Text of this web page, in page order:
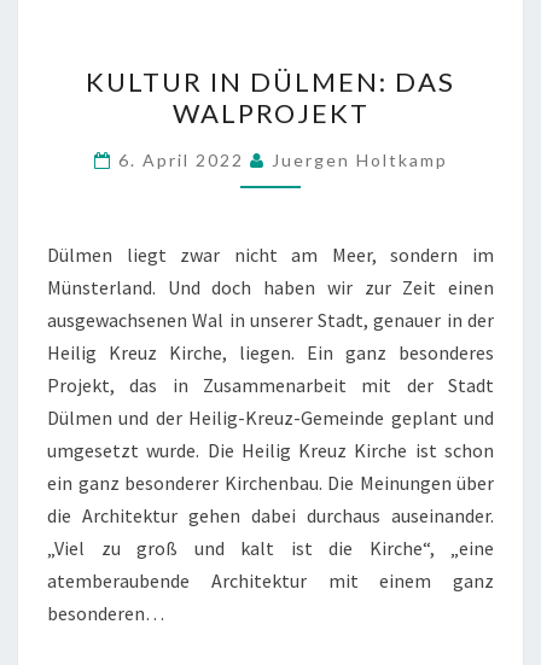
IN
DÜLMEN:
DAS
WALPROJEKT
KULTUR IN DÜLMEN: DAS
WALPROJEKT
6. April 2022 Juergen Holtkamp
Dülmen liegt zwar nicht am Meer, sondern im
Münsterland. Und doch haben wir zur Zeit einen
ausgewachsenen Wal in unserer Stadt, genauer in der
Heilig Kreuz Kirche, liegen. Ein ganz besonderes
Projekt, das in Zusammenarbeit mit der Stadt
Dülmen und der Heilig-Kreuz-Gemeinde geplant und
umgesetzt wurde. Die Heilig Kreuz Kirche ist schon
ein ganz besonderer Kirchenbau. Die Meinungen über
die Architektur gehen dabei durchaus auseinander.
„Viel zu groß und kalt ist die Kirche“, „eine
atemberaubende Architektur mit einem ganz
besonderen…